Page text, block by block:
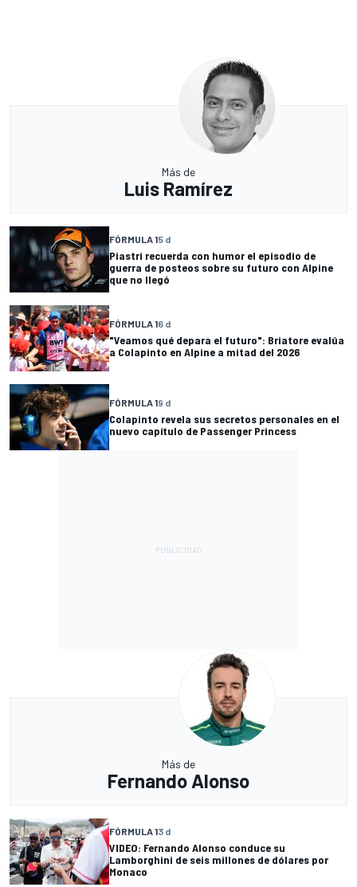
Más de
Luis Ramírez
FÓRMULA 15 d
Piastri recuerda con humor el episodio de
guerra de posteos sobre su futuro con Alpine
que no llegó
FÓRMULA 16 d
"Veamos qué depara el futuro": Briatore evalúa
a Colapinto en Alpine a mitad del 2026
FÓRMULA 19 d
Colapinto revela sus secretos personales en el
nuevo capítulo de Passenger Princess
Más de
Fernando Alonso
FÓRMULA 13 d
VIDEO: Fernando Alonso conduce su
Lamborghini de seis millones de dólares por
Monaco